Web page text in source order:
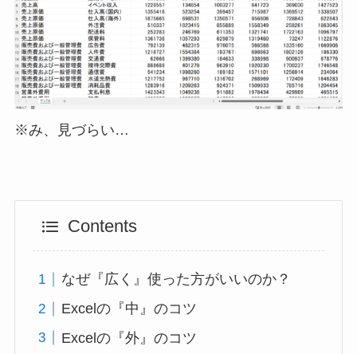
※み、見づらい…
Contents
なぜ『広く』使った方がいいのか？
Excelの『中』のコツ
Excelの『外』のコツ